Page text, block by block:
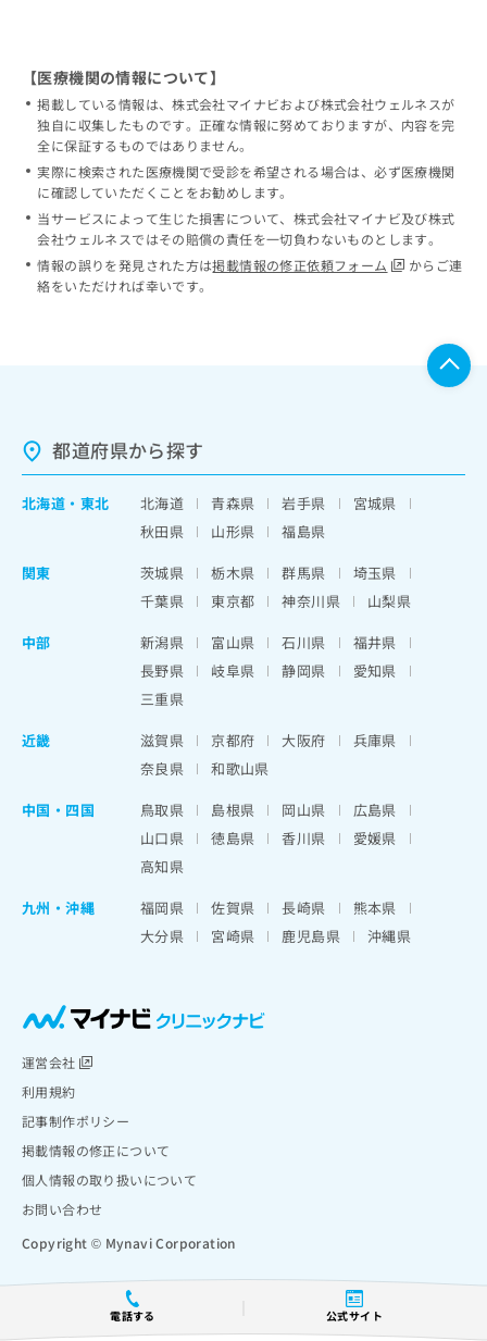
電話する 公式サイト
【医療機関の情報について】
掲載している情報は、株式会社マイナビおよび株式会社ウェルネスが
独自に収集したものです。正確な情報に努めておりますが、内容を完
全に保証するものではありません。
実際に検索された医療機関で受診を希望される場合は、必ず医療機関
に確認していただくことをお勧めします。
当サービスによって生じた損害について、株式会社マイナビ及び株式
会社ウェルネスではその賠償の責任を一切負わないものとします。
情報の誤りを発見された方は掲載情報の修正依頼フォーム
からご連
絡をいただければ幸いです。
都道府県から探す
北海道 ・ 東北 北海道 青森県 岩手県
宮城県
秋田県
山形県
福島県
関東
茨城県 栃木県 群馬県
埼玉県
千葉県
東京都 神奈川県
山梨県
中部
新潟県 富山県 石川県
福井県
長野県
岐阜県 静岡県
愛知県
三重県
近畿
滋賀県 京都府 大阪府
兵庫県
奈良県
和歌山県
中国・四国
鳥取県 島根県 岡山県
広島県
山口県
徳島県 香川県
愛媛県
高知県
九州・沖縄
福岡県 佐賀県 長崎県
熊本県
大分県
宮崎県 鹿児島県 沖縄県
運営会社
利用規約
記事制作ポリシー
掲載情報の修正について
個人情報の取り扱いについて
お問い合わせ
Copyright © Mynavi Corporation